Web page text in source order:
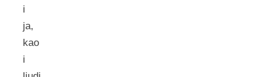
i
ja,
kao
i